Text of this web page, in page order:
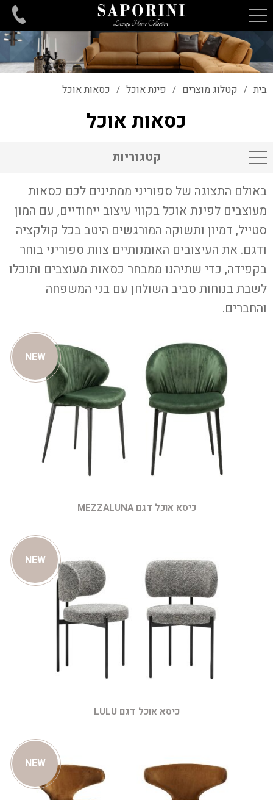
בית / קטלוג מוצרים / פינת אוכל / כסאות אוכל
כסאות אוכל
קטגוריות
באולם התצוגה של ספוריני ממתינים לכם כסאות
מעוצבים לפינת אוכל בקווי עיצוב ייחודיים, עם המון
סטייל, דמיון ותשוקה המורגשים היטב בכל קולקציה
ודגם. את העיצובים האומנותיים צוות ספוריני בוחר
בקפידה, כדי שתיהנו ממבחר כסאות מעוצבים ותוכלו
לשבת בנוחות סביב השולחן עם בני המשפחה
והחברים.
NEW
כיסא אוכל דגם MEZZALUNA
NEW
כיסא אוכל דגם LULU
NEW